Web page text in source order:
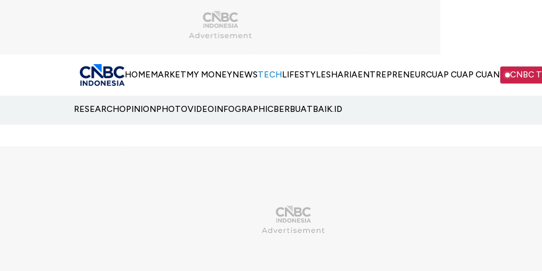
HOMEMARKETMY MONEYNEWSTECHLIFESTYLESHARIAENTREPRENEURCUAP CUAP CUAN CNBC
RESEARCHOPINIONPHOTOVIDEOINFOGRAPHICBERBUATBAIK.ID